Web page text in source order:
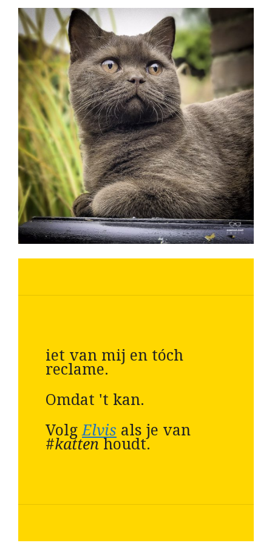
iet van mij en tóch
reclame.
Omdat 't kan.
VolgElvis als je van
#kattenhoudt.